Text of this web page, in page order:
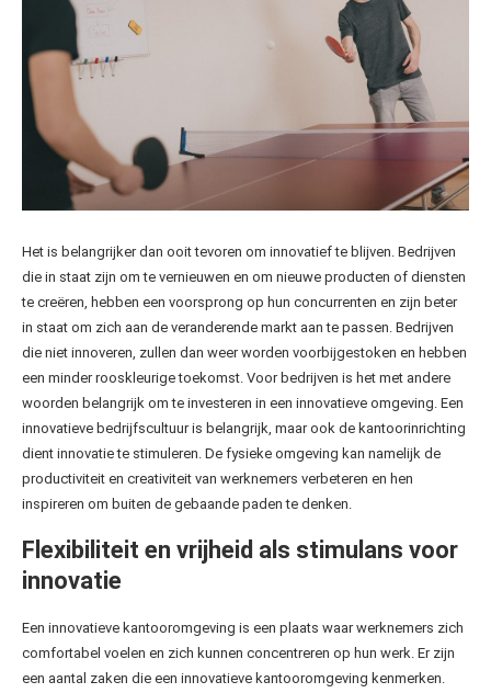
Het is belangrijker dan ooit tevoren om innovatief te blijven. Bedrijven
die in staat zijn om te vernieuwen en om nieuwe producten of diensten
te creëren, hebben een voorsprong op hun concurrenten en zijn beter
in staat om zich aan de veranderende markt aan te passen. Bedrijven
die niet innoveren, zullen dan weer worden voorbijgestoken en hebben
een minder rooskleurige toekomst. Voor bedrijven is het met andere
woorden belangrijk om te investeren in een innovatieve omgeving. Een
innovatieve bedrijfscultuur is belangrijk, maar ook de kantoorinrichting
dient innovatie te stimuleren. De fysieke omgeving kan namelijk de
productiviteit en creativiteit van werknemers verbeteren en hen
inspireren om buiten de gebaande paden te denken.
Flexibiliteit en vrijheid als stimulans voor
innovatie
Een innovatieve kantooromgeving is een plaats waar werknemers zich
comfortabel voelen en zich kunnen concentreren op hun werk. Er zijn
een aantal zaken die een innovatieve kantooromgeving kenmerken.